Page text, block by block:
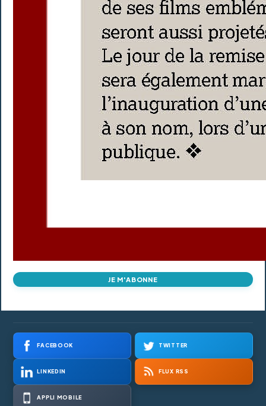
JE M'ABONNE
FACEBOOK TWITTER
LINKEDIN FLUX RSS
APPLI MOBILE